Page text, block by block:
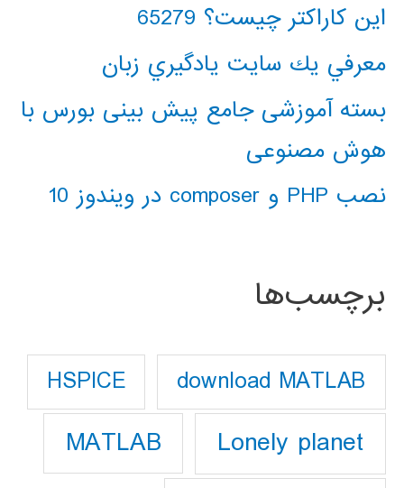
این کاراکتر چیست؟ 65279
معرفي يك سايت يادگيري زبان
بسته آموزشی جامع پیش بینی بورس با
هوش مصنوعی
نصب PHP و composer در ویندوز 10
برچسب‌ها
download MATLAB
HSPICE
Lonely planet
MATLAB